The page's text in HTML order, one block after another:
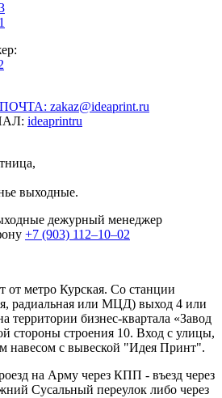
zakaz@ideaprint.ru
ideaprintru
выходные.
дежурный менеджер
+7 (903) 112–10–02
метро Курская. Со станции
радиальная или МЦД) выход 4 или
территории бизнес-квартала «Завод
стороны строения 10. Вход с улицы,
навесом с вывеской "Идея Принт".
на Арму через КПП - въезд через
Сусальный переулок либо через